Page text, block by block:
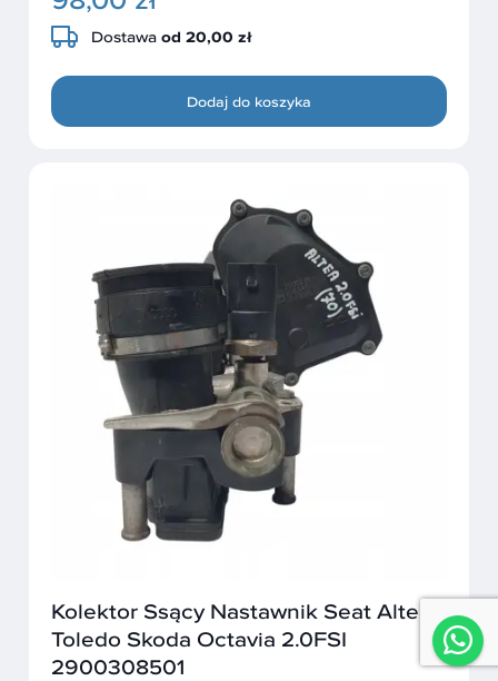
Dostawa od 20,00 zł
Dodaj do koszyka
Kolektor Ssący Nastawnik Seat Altea
Toledo Skoda Octavia 2.0FSI
2900308501